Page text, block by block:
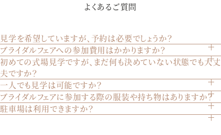
な自然光が、花嫁様をより美しく魅せる。聖歌隊による生
【黒毛和牛コース*忘れられない美食を体験】「あの味が忘れ
られない」と絶賛される美食は、ゲスト想いのおふたりにぴ
ったり。季節毎に旬の食材を取り入れる、ゲスト様への最上
級のおもてなしをご堪能下さい。
よくあるご質問
見学を希望していますが、予約は必要でしょうか？
はい、見学は完全予約制です。ウェブサイトのブライダルフ
ェアページから、または電話でご予約いただけます。
ブライダルフェアへの参加費用はかかりますか？
いいえ、参加は無料です。どなたでも気軽にご参加いただけ
ます。
初めての式場見学ですが、まだ何も決めていない状態でも大丈
夫ですか？
もちろん大丈夫です。初めての見学やまだ決めていない方も
多くいらっしゃいます。実際の会場を見てイメージを膨らま
せることは重要です。安心してお越しください。
一人でも見学は可能ですか？
はい、お一人でもご見学いただけます。ご家族やご兄弟との
見学も歓迎いたします。
ブライダルフェアに参加する際の服装や持ち物はありますか？
特に指定はございません。普段着でお越しいただければ結構
駐車場は利用できますか？
はい、200台収容可能な駐車場をご用意しております。ご自